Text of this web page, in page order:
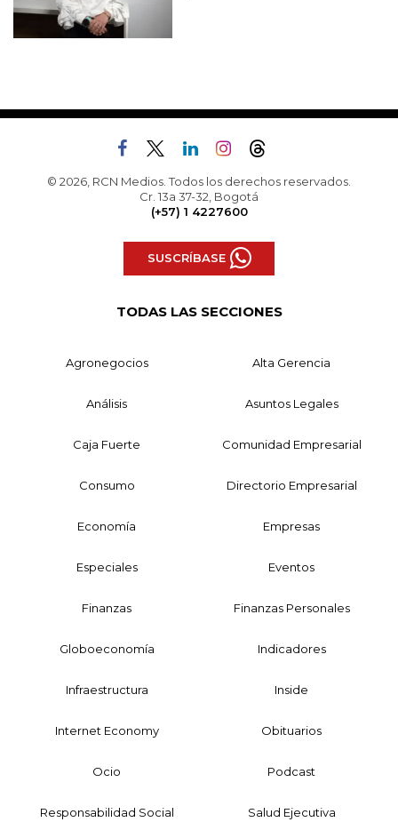
© 2026, RCN Medios. Todos los derechos reservados.
Cr. 13a 37-32, Bogotá
(+57) 1 4227600
SUSCRÍBASE
TODAS LAS SECCIONES
Agronegocios Alta Gerencia
Análisis Asuntos Legales
Caja Fuerte Comunidad Empresarial
Consumo Directorio Empresarial
Economía Empresas
Especiales Eventos
Finanzas Finanzas Personales
Globoeconomía Indicadores
Infraestructura Inside
Internet Economy Obituarios
Ocio Podcast
Responsabilidad Social Salud Ejecutiva